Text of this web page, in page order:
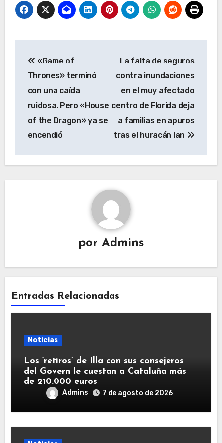
de
entradas
«Game of
Thrones» terminó
con una caída
ruidosa. Pero «House
of the Dragon» ya se
encendió
La falta de seguros
contra inundaciones
en el muy afectado
centro de Florida deja
a familias en apuros
tras el huracán Ian
por Admins
Entradas Relacionadas
Noticias
Los ‘retiros’ de Illa con sus consejeros
del Govern le cuestan a Cataluña más
de 210.000 euros
Admins 7 de agosto de 2026